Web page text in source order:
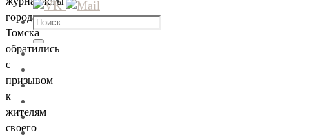
города
Томска
обратились
с
призывом
к
жителям
своего
Что
искать:
Поиск